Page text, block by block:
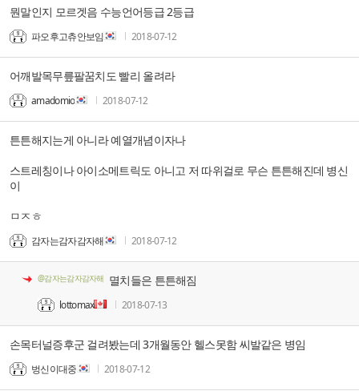
뭔말인지 모르겟음 수능언어등급 2등급
파오후고츄안보임 2018-07-12
어깨발목무릎팔꿈치도 빨리 올려라
amadomio 2018-07-12
튼튼해지는게 아니라 예열개념이자나
스트레칭이나 아이소메트릭도 아니고 저 따위걸로 무슨 튼튼해진데 병신
이
ㅁㅈㅎ
감자는감자감자해 2018-07-12
@감자는감자감자해 멸치들은 튼튼해짐
lottomax 2018-07-13
손목터널증후군 걸려봤는데 3개월동안 헬스못함 씨발같은 병임
벙신이대중 2018-07-12